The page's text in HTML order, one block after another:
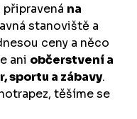
na
stanoviště a
ceny a něco
ani občerstvení a
sportu a zábavy.
těšíme se